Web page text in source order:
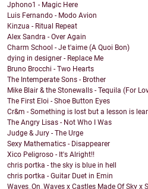
Jphono1 - Magic Here
Luis Fernando - Modo Avion
Kinzua - Ritual Repeat
Alex Sandra - Over Again
Charm School - Je t'aime (A Quoi Bon)
dying in designer - Replace Me
Bruno Brocchi - Two Hearts
The Intemperate Sons - Brother
Mike Blair & the Stonewalls - Tequila (For
The First Eloi - Shoe Button Eyes
Cr&m - Something is lost but a lesson is
The Angry Lisas - Not Who I Was
Judge & Jury - The Urge
Sexy Mathematics - Disappearer
Xico Peligroso - It's Alright!!
chris portka - the sky is blue in hell
chris portka - Guitar Duet in Emin
Waves_On_Waves x Castles Made Of Sky x